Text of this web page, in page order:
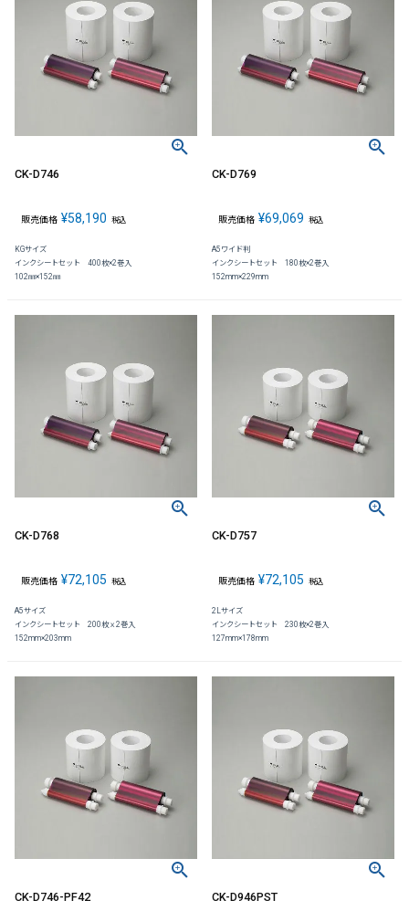
CK-D746
販売価格 ¥58,190 税込
KGサイズ
インクシートセット 400枚×2巻入
102㎜×152㎜
CK-D769
販売価格 ¥69,069 税込
A5ワイド判
インクシートセット 180枚×2巻入
152mm×229mm
CK-D768
販売価格 ¥72,105 税込
A5サイズ
インクシートセット 200枚ｘ2巻入
152mm×203mm
CK-D757
販売価格 ¥72,105 税込
2Lサイズ
インクシートセット 230枚×2巻入
127mm×178mm
CK-D746-PF42 CK-D946PST